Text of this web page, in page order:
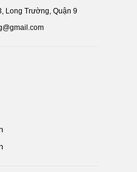
Long Trường, Quận 9